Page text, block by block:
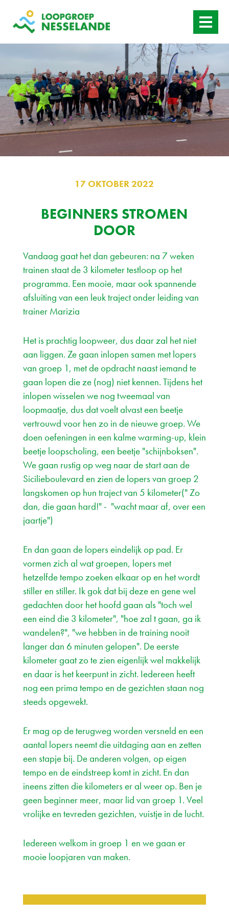
HOME
WANNEER
AANBOD
ACTUEEL
CONTACT
17 OKTOBER 2022
BEGINNERS STROMEN
DOOR
Vandaag gaat het dan gebeuren: na 7 weken
trainen staat de 3 kilometer testloop op het
programma. Een mooie, maar ook spannende
afsluiting van een leuk traject onder leiding van
trainer Marizia
Het is prachtig loopweer, dus daar zal het niet
aan liggen. Ze gaan inlopen samen met lopers
van groep 1, met de opdracht naast iemand te
gaan lopen die ze (nog) niet kennen. Tijdens het
inlopen wisselen we nog tweemaal van
loopmaatje, dus dat voelt alvast een beetje
vertrouwd voor hen zo in de nieuwe groep. We
doen oefeningen in een kalme warming-up, klein
beetje loopscholing, een beetje "schijnboksen".
We gaan rustig op weg naar de start aan de
Sicilieboulevard en zien de lopers van groep 2
langskomen op hun traject van 5 kilometer(" Zo
dan, die gaan hard!" - "wacht maar af, over een
jaartje")
En dan gaan de lopers eindelijk op pad. Er
vormen zich al wat groepen, lopers met
hetzelfde tempo zoeken elkaar op en het wordt
stiller en stiller. Ik gok dat bij deze en gene wel
gedachten door het hoofd gaan als "toch wel
een eind die 3 kilometer", "hoe zal t gaan, ga ik
wandelen?", "we hebben in de training nooit
langer dan 6 minuten gelopen". De eerste
kilometer gaat zo te zien eigenlijk wel makkelijk
en daar is het keerpunt in zicht. Iedereen heeft
nog een prima tempo en de gezichten staan nog
steeds opgewekt.
Er mag op de terugweg worden versneld en een
aantal lopers neemt die uitdaging aan en zetten
een stapje bij. De anderen volgen, op eigen
tempo en de eindstreep komt in zicht. En dan
ineens zitten die kilometers er al weer op. Ben je
geen beginner meer, maar lid van groep 1. Veel
vrolijke en tevreden gezichten, vuistje in de lucht.
Iedereen welkom in groep 1 en we gaan er
mooie loopjaren van maken.